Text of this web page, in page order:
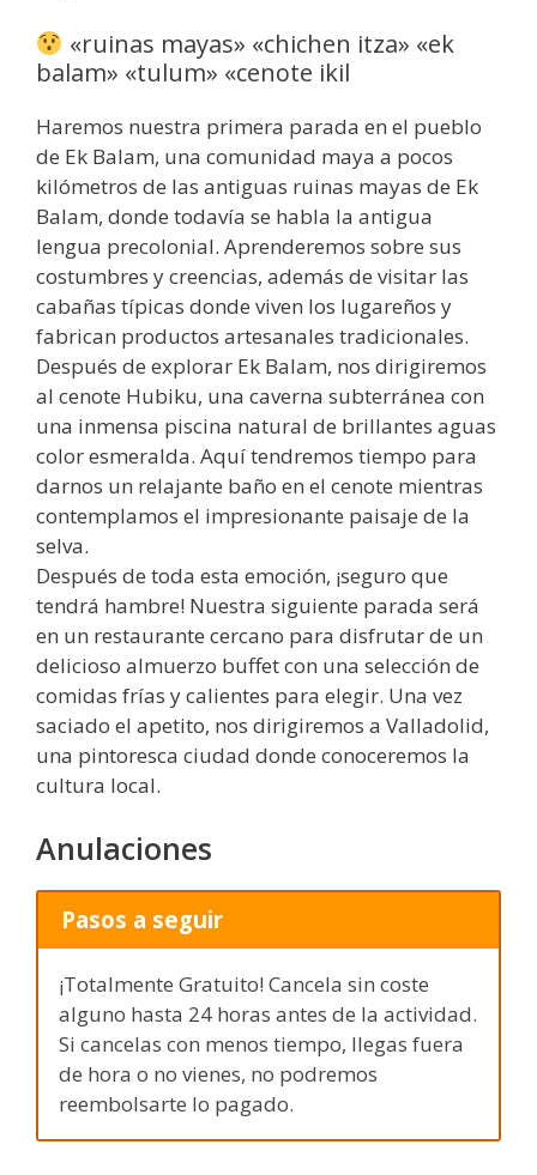
«ruinas mayas» «chichen itza» «ek
balam» «tulum» «cenote ikil
Haremos nuestra primera parada en el pueblo
de Ek Balam, una comunidad maya a pocos
kilómetros de las antiguas ruinas mayas de Ek
Balam, donde todavía se habla la antigua
lengua precolonial. Aprenderemos sobre sus
costumbres y creencias, además de visitar las
cabañas típicas donde viven los lugareños y
fabrican productos artesanales tradicionales.
Después de explorar Ek Balam, nos dirigiremos
al cenote Hubiku, una caverna subterránea con
una inmensa piscina natural de brillantes aguas
color esmeralda. Aquí tendremos tiempo para
darnos un relajante baño en el cenote mientras
contemplamos el impresionante paisaje de la
selva.
Después de toda esta emoción, ¡seguro que
tendrá hambre! Nuestra siguiente parada será
en un restaurante cercano para disfrutar de un
delicioso almuerzo buffet con una selección de
comidas frías y calientes para elegir. Una vez
saciado el apetito, nos dirigiremos a Valladolid,
una pintoresca ciudad donde conoceremos la
cultura local.
Anulaciones
Pasos a seguir
¡Totalmente Gratuito! Cancela sin coste
alguno hasta 24 horas antes de la actividad.
Si cancelas con menos tiempo, llegas fuera
de hora o no vienes, no podremos
reembolsarte lo pagado.